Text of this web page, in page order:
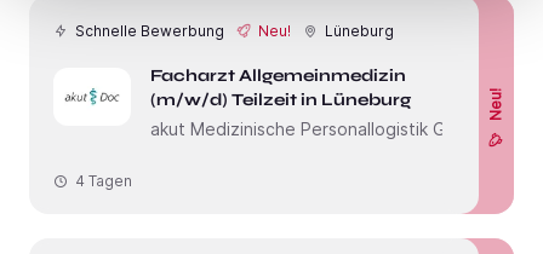
Schnelle Bewerbung Neu! Lüneburg
Facharzt Allgemeinmedizin
(m/w/d) Teilzeit in Lüneburg
akut Medizinische Personallogistik GmbH
Neu!
4 Tagen